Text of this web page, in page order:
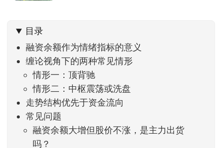
去相差不大，但细看下来，跌幅超过3%的只有不到
目录
融资余额作为情绪指标的意义
缠论视角下的两种常见情形
情形一：顶背驰
情形二：中枢震荡或洗盘
走势结构优先于资金流向
常见问题
融资余额大增但股价不涨，是主力出货
吗？